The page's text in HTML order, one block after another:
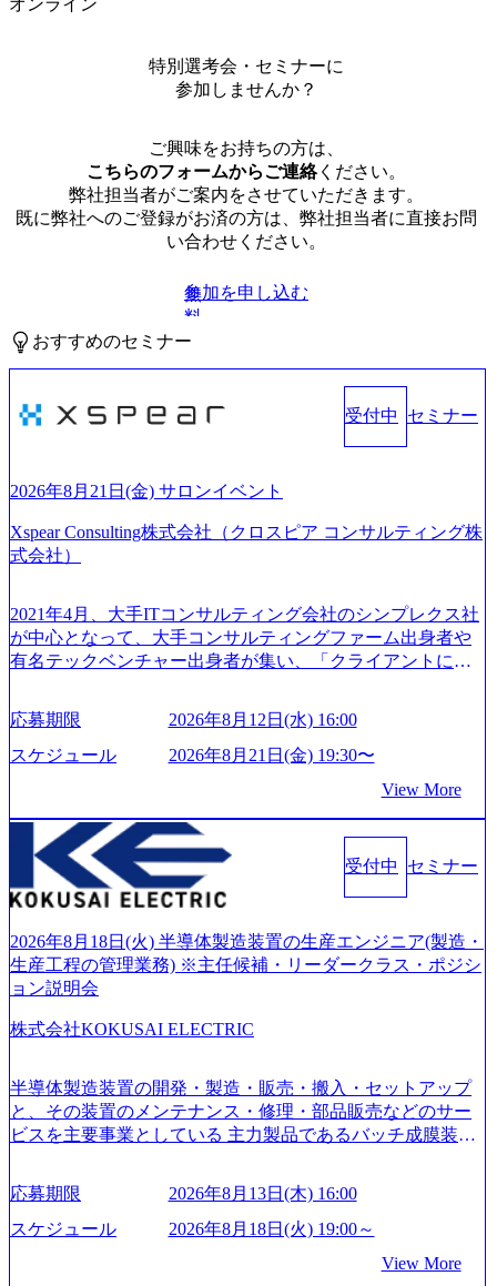
特別選考会・セミナーに
参加しませんか？
ご興味をお持ちの方は、
こちらのフォームからご連絡ください。
弊社担当者がご案内をさせていただきます。
既に弊社へのご登録がお済の方は、弊社担当者に直接お問
い合わせください。
無
料
参加を申し込む
おすすめのセミナー
受付中 セミナー
2026年8月21日(金) サロンイベント
Xspear Consulting株式会社（クロスピア コンサルティング株
式会社）
2021年4月、大手ITコンサルティング会社のシンプレクス社
が中心となって、大手コンサルティングファーム出身者や
有名テックベンチャー出身者が集い、「クライアントにと
い」という想いの下で立ち上げた新鋭ファーム テクノロジ
ーがビジネスの成功に大きな影響力を持つDX時代におい
て、20年以上にわたってFintech業界を中心に最先端テクノ
つ、あらゆる業種・業界のクライアントの企業価値の最大
化を支援するために、戦略策定、組織改革、人材育成、業
務改善、実行支援などのコンサルティングサービスを一気
通貫で提供するのが特徴（いわゆる総合コンサルティング
ファーム） 社名の由来は”DXエリアにSpir（槍）を指して
ていく”という位置づけ 一昔前は金融が強い企業として認知
されていたが、現在金融の売上割合は全体の3割。現在はTo
C事業を始め、パブリック、製造業、通信、エンタメ、教
はあるが、社員の興味のある分野やスキルを活用したいな
着けたい方でも幅広に経験を積みたい方でも、キャリア形
成が柔軟に可能な環境である。 https://storage.googleapis.com/
our-vision-production.appspot.com/public/images/20240925204135
_93b1bff3-f71c-4bc9-8bd9-72a8a4826007_1200x554.webp https://
mages/20250502152751_46c65543-87ef-4e86-a85a-8649e1c532f9
_956x512.webp https://storage.googleapis.com/our-vision-producti
on.appspot.com/public/images/20250502152804_ba6aaa1a-9ffc-4f
m/our-vision-production.appspot.com/public/images/202505021528
応募期限
2026年8月12日(水) 16:00
スケジュール
2026年8月21日(金) 19:30〜
View More
受付中 セミナー
2026年8月18日(火) 半導体製造装置の生産エンジニア(製造・
生産工程の管理業務) ※主任候補・リーダークラス・ポジシ
ョン説明会
株式会社KOKUSAI ELECTRIC
半導体製造装置の開発・製造・販売・搬入・セットアップ
と、その装置のメンテナンス・修理・部品販売などのサー
ビスを主要事業としている 主力製品であるバッチ成膜装置
世界トップクラスのシェアを有している 技術と対話を通じ
て未来を創造し、社会課題の解決に貢献することを目指し
ている Mission:私たちの技術/私たちの対話 Vision:夢を未来
話 IoT社会の浸透、AIの加速等により半導体需要は世界中で
応募期限
2026年8月13日(木) 16:00
スケジュール
2026年8月18日(火) 19:00～
View More